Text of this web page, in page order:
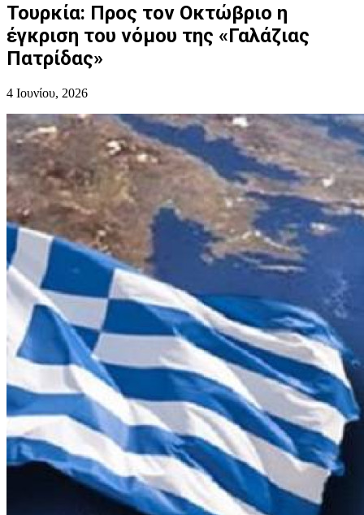
Τουρκία: Προς τον Οκτώβριο η
έγκριση του νόμου της «Γαλάζιας
Πατρίδας»
4 Ιουνίου, 2026